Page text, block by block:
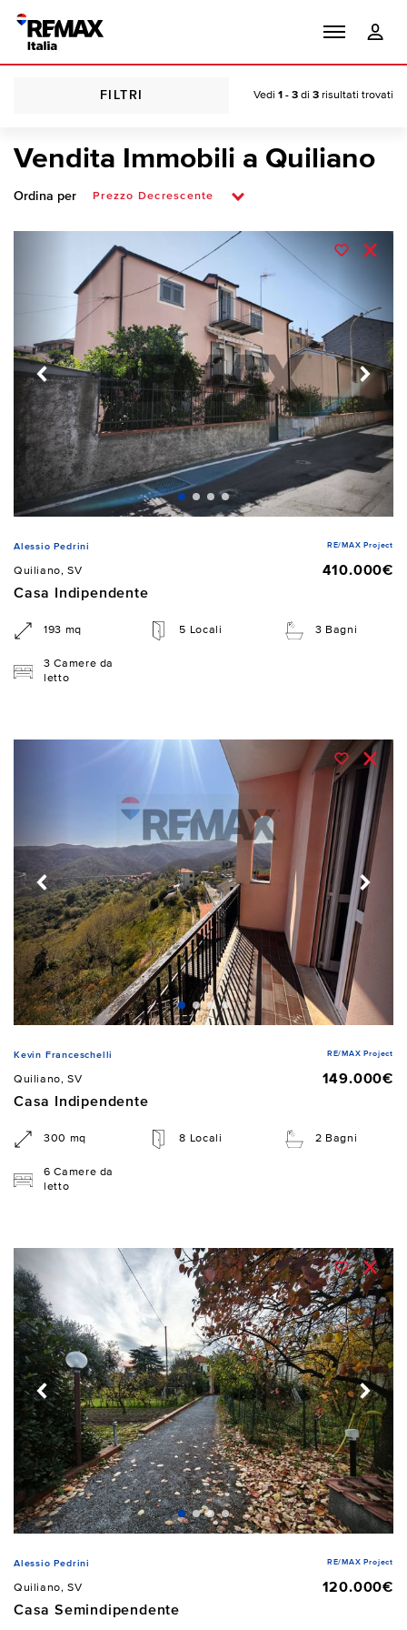
FILTRI Vedi 1 - 3 di 3 risultati trovati
Vendita Immobili a Quiliano
Ordina per
Alessio Pedrini RE/MAX Project
Quiliano, SV
410.000€
Casa Indipendente
193 mq 5 Locali 3 Bagni
3 Camere da
letto
Kevin Franceschelli RE/MAX Project
Quiliano, SV
149.000€
Casa Indipendente
300 mq 8 Locali 2 Bagni
6 Camere da
letto
Alessio Pedrini RE/MAX Project
Quiliano, SV
120.000€
Casa Semindipendente